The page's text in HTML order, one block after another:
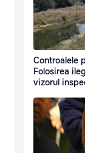
Controalele
Folosirea
vizorul